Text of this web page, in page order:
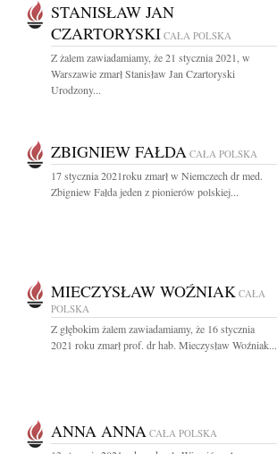
STANISŁAW JAN
CZARTORYSKI CAŁA POLSKA
Z żalem zawiadamiamy, że 21 stycznia 2021, w
Warszawie zmarł Stanisław Jan Czartoryski
Urodzony...
ZBIGNIEW FAŁDA CAŁA POLSKA
17 stycznia 2021roku zmarł w Niemczech dr med.
Zbigniew Fałda jeden z pionierów polskiej...
MIECZYSŁAW WOŹNIAK CAŁA
POLSKA
Z głębokim żalem zawiadamiamy, że 16 stycznia
2021 roku zmarł prof. dr hab. Mieczysław Woźniak...
ANNA ANNA CAŁA POLSKA